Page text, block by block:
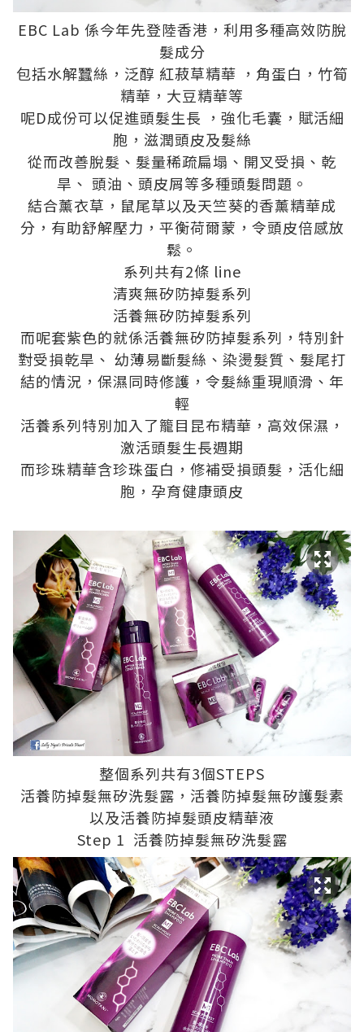
EBC Lab 係今年先登陸香港，利用多種高效防脫
髮成分
包括水解蠶絲，泛醇 紅菽草精華 ，角蛋白，竹筍
精華，大豆精華等
呢D成份可以促進頭髮生長 ，強化毛囊，賦活細
胞，滋潤頭皮及髮絲
從而改善脫髮、髮量稀疏扁塌、開叉受損、乾
旱、 頭油、頭皮屑等多種頭髮問題。
結合薰衣草，鼠尾草以及天竺葵的香薰精華成
分，有助舒解壓力，平衡荷爾蒙，令頭皮倍感放
鬆。
系列共有2條 line
清爽無矽防掉髮系列
活養無矽防掉髮系列
而呢套紫色的就係活養無矽防掉髮系列，特別針
對受損乾旱、 幼薄易斷髮絲、染燙髮質、髮尾打
結的情況，保濕同時修護，令髮絲重現順滑、年
輕
活養系列特別加入了籠目昆布精華，高效保濕，
激活頭髮生長週期
而珍珠精華含珍珠蛋白，修補受損頭髮，活化細
胞，孕育健康頭皮
整個系列共有3個STEPS
活養防掉髮無矽洗髮露，活養防掉髮無矽護髮素
以及活養防掉髮頭皮精華液
Step 1 活養防掉髮無矽洗髮露